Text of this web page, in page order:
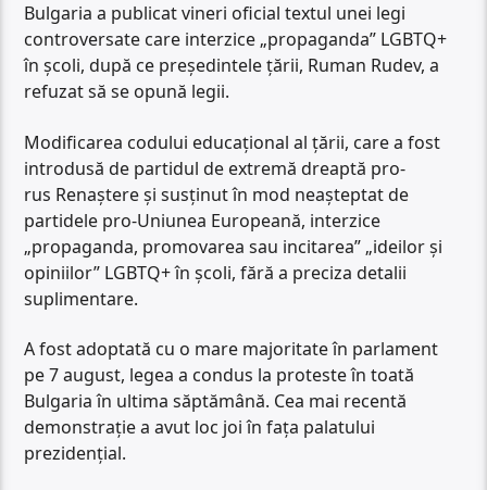
Bulgaria a publicat vineri oficial textul unei legi
controversate care interzice „propaganda” LGBTQ+
în școli, după ce președintele țării, Ruman Rudev, a
refuzat să se opună legii.
Modificarea codului educațional al țării, care a fost
introdusă de partidul de extremă dreaptă pro-
rus Renaștere și susținut în mod neașteptat de
partidele pro-Uniunea Europeană, interzice
„propaganda, promovarea sau incitarea” „ideilor și
opiniilor” LGBTQ+ în școli, fără a preciza detalii
suplimentare.
A fost adoptată cu o mare majoritate în parlament
pe 7 august, legea a condus la proteste în toată
Bulgaria în ultima săptămână. Cea mai recentă
demonstrație a avut loc joi în fața palatului
prezidențial.